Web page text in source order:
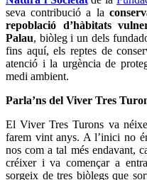
seva contribució a la
repoblació d’hàbitats
Palau, biòleg i un dels
fins aquí, els reptes de
atenció i la urgència de
medi ambient.
Parla’ns del Viver Tres
El Viver Tres Turons va
farem vint anys. A l’inici no
nos com a tal més endavant,
créixer i va començar a
sorgeix de tres biòlegs que